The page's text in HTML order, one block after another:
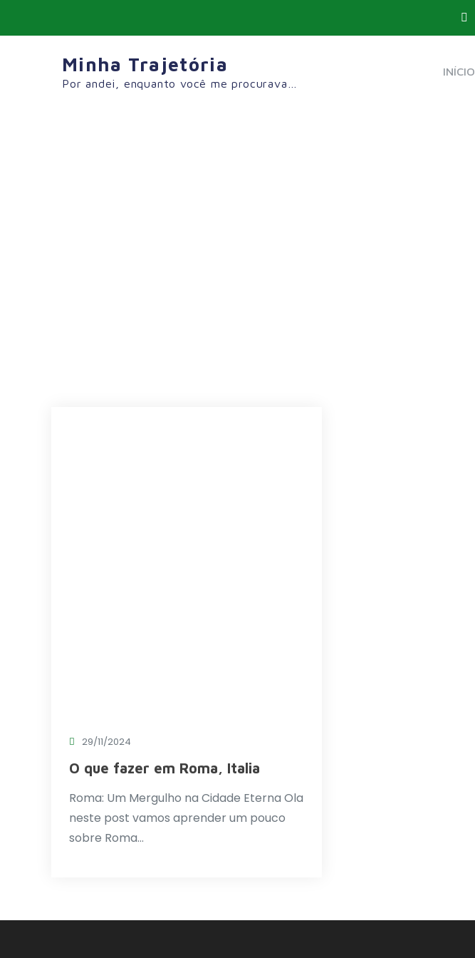
Minha Trajetória
Por andei, enquanto você me procurava…
INÍCIO
29/11/2024
O que fazer em Roma, Italia
Roma: Um Mergulho na Cidade Eterna Ola
neste post vamos aprender um pouco
sobre Roma…